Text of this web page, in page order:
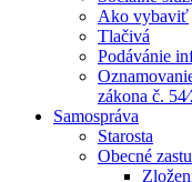
Ako vybaviť
Tlačivá
Podávánie
zákona č.
Samospráva
Starosta
Obecné